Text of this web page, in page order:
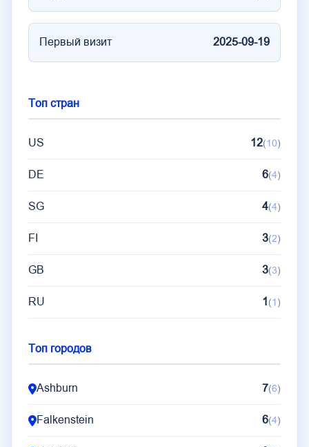
Первый визит 2025-09-19
Топ стран
US 12(10)
DE 6(4)
SG 4(4)
FI 3(2)
GB 3(3)
RU 1(1)
Топ городов
Ashburn 7(6)
Falkenstein 6(4)